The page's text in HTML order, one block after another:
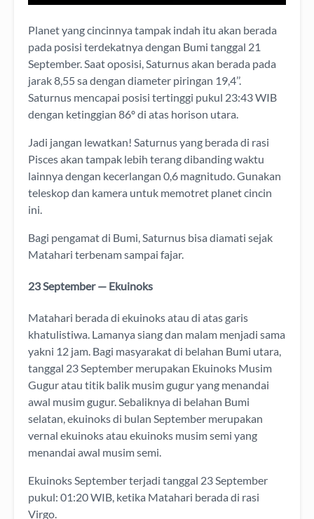
Planet yang cincinnya tampak indah itu akan berada
pada posisi terdekatnya dengan Bumi tanggal 21
September. Saat oposisi, Saturnus akan berada pada
jarak 8,55 sa dengan diameter piringan 19,4’’.
Saturnus mencapai posisi tertinggi pukul 23:43 WIB
dengan ketinggian 86º di atas horison utara.
Jadi jangan lewatkan! Saturnus yang berada di rasi
Pisces akan tampak lebih terang dibanding waktu
lainnya dengan kecerlangan 0,6 magnitudo. Gunakan
teleskop dan kamera untuk memotret planet cincin
ini.
Bagi pengamat di Bumi, Saturnus bisa diamati sejak
Matahari terbenam sampai fajar.
23 September — Ekuinoks
Matahari berada di ekuinoks atau di atas garis
khatulistiwa. Lamanya siang dan malam menjadi sama
yakni 12 jam. Bagi masyarakat di belahan Bumi utara,
tanggal 23 September merupakan Ekuinoks Musim
Gugur atau titik balik musim gugur yang menandai
awal musim gugur. Sebaliknya di belahan Bumi
selatan, ekuinoks di bulan September merupakan
vernal ekuinoks atau ekuinoks musim semi yang
menandai awal musim semi.
Ekuinoks September terjadi tanggal 23 September
pukul: 01:20 WIB, ketika Matahari berada di rasi
Virgo.